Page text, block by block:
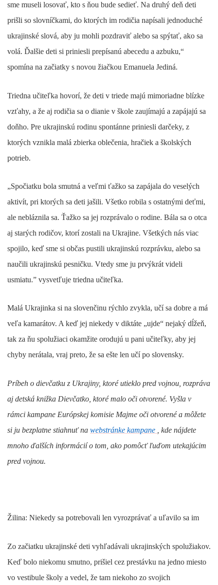
sme museli losovať, kto s ňou bude sedieť. Na druhý deň deti
prišli so slovníčkami, do ktorých im rodičia napísali jednoduché
ukrajinské slová, aby ju mohli pozdraviť alebo sa spýtať, ako sa
volá. Ďalšie deti si priniesli prepísanú abecedu a azbuku,“
spomína na začiatky s novou žiačkou Emanuela Jediná.
Triedna učiteľka hovorí, že deti v triede majú mimoriadne blízke
vzťahy, a že aj rodičia sa o dianie v škole zaujímajú a zapájajú sa
doňho. Pre ukrajinskú rodinu spontánne priniesli darčeky, z
ktorých vznikla malá zbierka oblečenia, hračiek a školských
potrieb.
„Spočiatku bola smutná a veľmi ťažko sa zapájala do veselých
aktivít, pri ktorých sa deti jašili. Všetko robila s ostatnými deťmi,
ale nebláznila sa. Ťažko sa jej rozprávalo o rodine. Bála sa o otca
aj starých rodičov, ktorí zostali na Ukrajine. Všetkých nás viac
spojilo, keď sme si občas pustili ukrajinskú rozprávku, alebo sa
naučili ukrajinskú pesničku. Vtedy sme ju prvýkrát videli
usmiatu.” vysvetľuje triedna učiteľka.
Malá Ukrajinka si na slovenčinu rýchlo zvykla, učí sa dobre a má
veľa kamarátov. A keď jej niekedy v diktáte „ujde“ nejaký dĺžeň,
tak za ňu spolužiaci okamžite orodujú u pani učiteľky, aby jej
chyby nerátala, vraj preto, že sa ešte len učí po slovensky.
Príbeh o dievčatku z Ukrajiny, ktoré utieklo pred vojnou, rozpráva
aj detská knižka Dievčatko, ktoré malo oči otvorené. Vyšla v
rámci kampane Európskej komisie Majme oči otvorenéa môžete
si ju bezplatne stiahnuť na webstránke kampane
, kde nájdete
mnoho ďalších informácií o tom, ako pomôcť ľuďom utekajúcim
pred vojnou.
Žilina: Niekedy sa potrebovali len vyrozprávať a uľavilo sa im
Zo začiatku ukrajinské deti vyhľadávali ukrajinských spolužiakov.
Keď bolo niekomu smutno, prišiel cez prestávku na jedno miesto
vo vestibule školy a vedel, že tam niekoho zo svojich